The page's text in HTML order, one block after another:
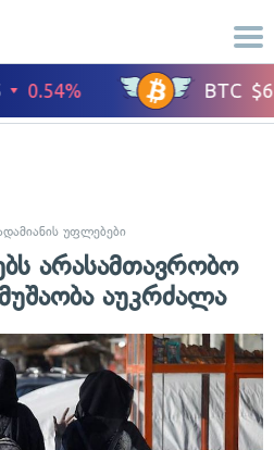
უფლებები
არასამთავრობო
აუკრძალა